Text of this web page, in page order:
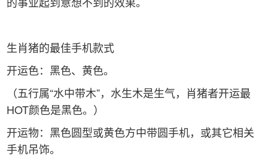
生肖猪的最佳手机款式
开运色：黑色、黄色。
（五行属“水中带木”，水生木是生气，肖猪者开运最
HOT颜色是黑色。）
开运物：黑色圆型或黄色方中带圆手机，或其它相关
手机吊饰。